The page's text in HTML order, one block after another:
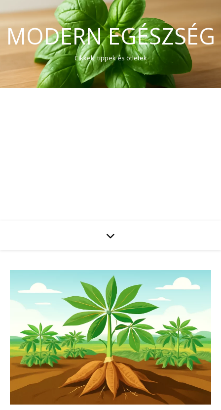
MODERN EGÉSZSÉG
Cikkek, tippek és ötletek